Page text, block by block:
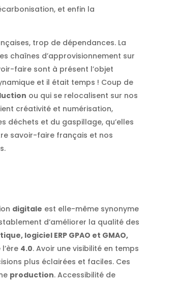
et enfin la
trop de dépendances. La
chaînes d’approvisionnement sur
faire sont à présent l’objet
et il était temps ! Coup de
ou qui se relocalisent sur nos
créativité et numérisation,
déchets et du gaspillage, qu’elles
savoir-faire français et nos
digitale est elle-même synonyme
d’améliorer la qualité des
logiciel ERP GPAO et GMAO,
4.0. Avoir une visibilité en temps
plus éclairées et faciles. Ces
production. Accessibilité de